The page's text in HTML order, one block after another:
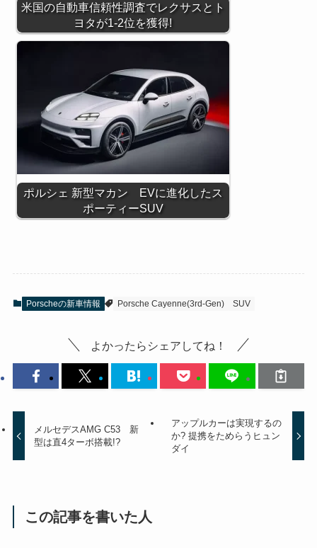
米国の自動車信頼性調査でレクサスとト
ヨタが1-2位を獲得!
ポルシェ 新型マカン EVに進化したス
ポーティーSUV
Porscheの新車情報 Porsche Cayenne(3rd-Gen) SUV
よかったらシェアしてね！
メルセデスAMG C53 新
型は直4ターボ搭載!?
アップルカーは実現するの
か? 提携をためらうヒュン
ダイ
この記事を書いた人